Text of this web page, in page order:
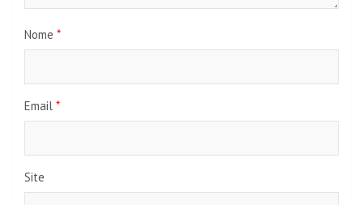
Nome *
Email *
Site